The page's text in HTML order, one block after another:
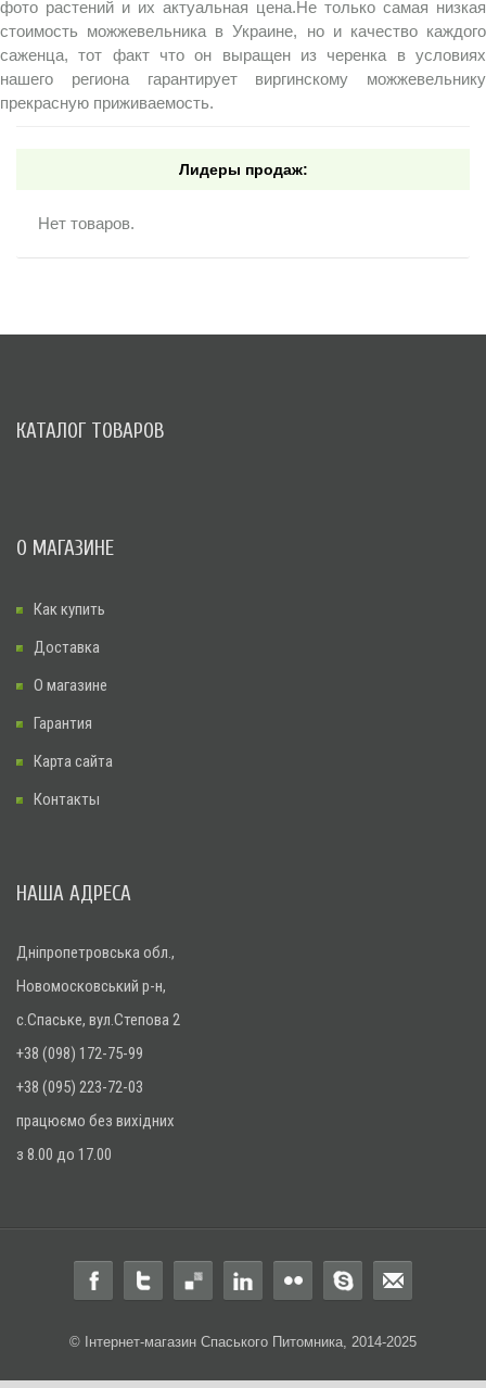
фото растений и их актуальная цена.Не только самая низкая
стоимость можжевельника в Украине, но и качество каждого
саженца, тот факт что он выращен из черенка в условиях
нашего региона гарантирует виргинскому можжевельнику
прекрасную приживаемость.
Лидеры продаж:
Нет товаров.
КАТАЛОГ ТОВАРОВ
О МАГАЗИНЕ
Как купить
Доставка
О магазине
Гарантия
Карта сайта
Контакты
НАША АДРЕСА
Дніпропетровська обл.,
Новомосковський р-н,
с.Спаське, вул.Степова 2
+38 (098) 172-75-99
+38 (095) 223-72-03
працюємо без вихідних
з 8.00 до 17.00
© Інтернет-магазин Спаського Питомника, 2014-2025